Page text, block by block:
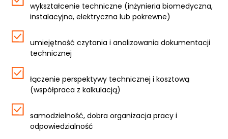
wykształcenie techniczne (inżynieria biomedyczna,
instalacyjna, elektryczna lub pokrewne)
umiejętność czytania i analizowania dokumentacji
technicznej
łączenie perspektywy technicznej i kosztową
(współpraca z kalkulacją)
samodzielność, dobra organizacja pracy i
odpowiedzialność